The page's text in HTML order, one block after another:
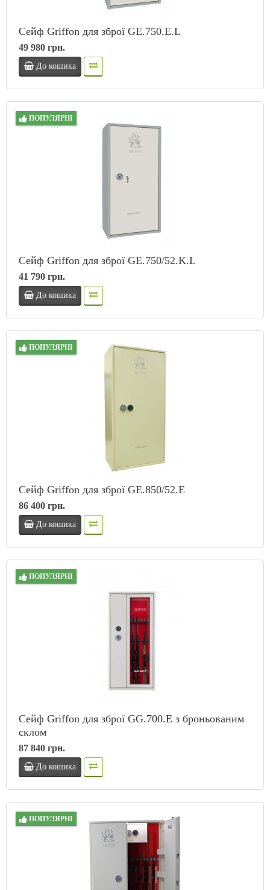
Сейф Griffon для зброї GE.750.E.L
49 980 грн.
До кошика
ПОПУЛЯРНІ
Сейф Griffon для зброї GE.750/52.K.L
41 790 грн.
До кошика
ПОПУЛЯРНІ
Сейф Griffon для зброї GE.850/52.E
86 400 грн.
До кошика
ПОПУЛЯРНІ
Сейф Griffon для зброї GG.700.E з броньованим
склом
87 840 грн.
До кошика
ПОПУЛЯРНІ